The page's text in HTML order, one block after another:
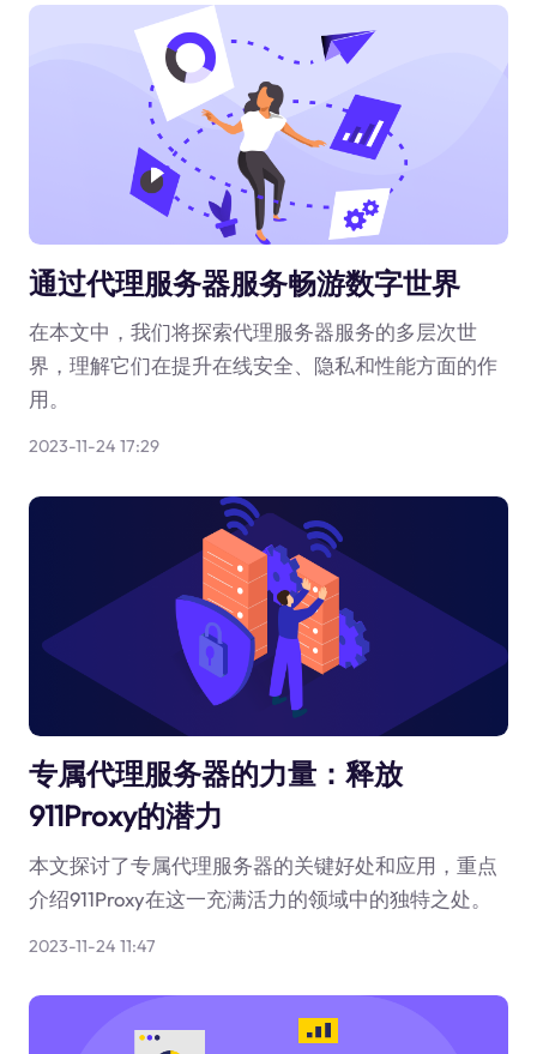
通过代理服务器服务畅游数字世界
在本文中，我们将探索代理服务器服务的多层次世
界，理解它们在提升在线安全、隐私和性能方面的作
用。
2023-11-24 17:29
专属代理服务器的力量：释放
911Proxy的潜力
本文探讨了专属代理服务器的关键好处和应用，重点
介绍911Proxy在这一充满活力的领域中的独特之处。
2023-11-24 11:47